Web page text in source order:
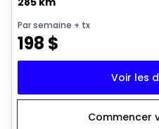
Par semaine + tx
198 $
Voir les
Commencer